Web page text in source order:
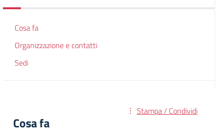
Cosa fa
Organizzazione e contatti
Sedi
Stampa / Condividi
Cosa fa